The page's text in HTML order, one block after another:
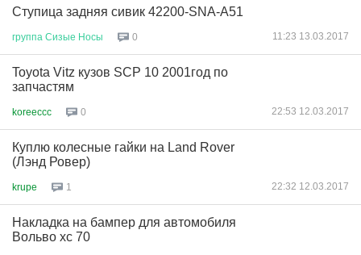
Ступица задняя сивик 42200-SNA-A51
группа Сизые Носы 0 11:23 13.03.2017
Toyota Vitz кузов SCP 10 2001год по
запчастям
koreeccc 0 22:53 12.03.2017
Куплю колесные гайки на Land Rover
(Лэнд Ровер)
krupe 1 22:32 12.03.2017
Накладка на бампер для автомобиля
Вольво хс 70